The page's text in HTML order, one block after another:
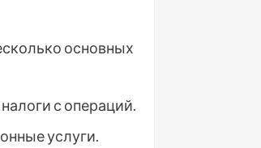
основных
с операций.
услуги.